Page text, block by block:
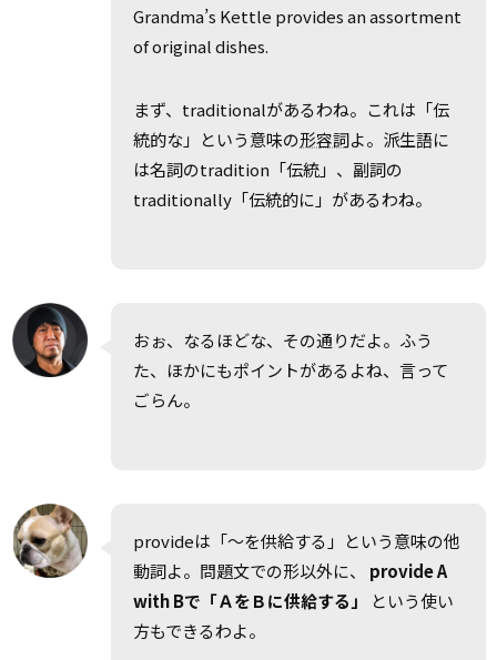
Grandma’s Kettle provides an assortment
of original dishes.
まず、traditionalがあるわね。これは「伝
統的な」という意味の形容詞よ。派生語に
は名詞のtradition「伝統」、副詞の
traditionally「伝統的に」があるわね。
おぉ、なるほどな、その通りだよ。ふう
た、ほかにもポイントがあるよね、言って
ごらん。
provideは「～を供給する」という意味の他
動詞よ。問題文での形以外に、 provide A
with Bで「ＡをＢに供給する」
という使い
方もできるわよ。